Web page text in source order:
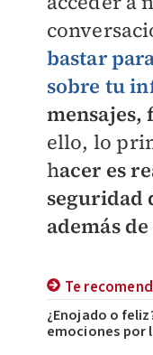
bastar
sobre tu
mensajes,
ello, lo
hacer es
seguridad
además
Te
¿Enojado o
emociones por